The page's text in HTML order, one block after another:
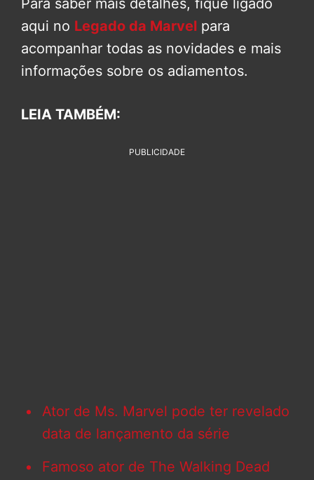
Para saber mais detalhes, fique ligado
aqui no Legado da Marvel para
acompanhar todas as novidades e mais
informações sobre os adiamentos.
LEIA TAMBÉM:
PUBLICIDADE
Ator de Ms. Marvel pode ter revelado
data de lançamento da série
Famoso ator de The Walking Dead